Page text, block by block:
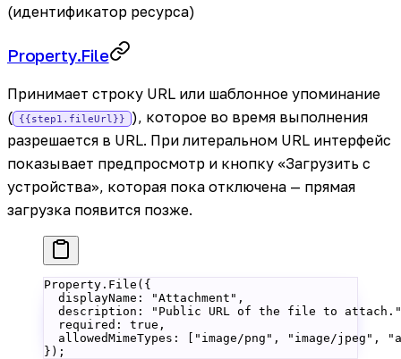
(идентификатор ресурса)
Property.File
Принимает строку URL или шаблонное упоминание
( {{step1.fileUrl}}
), которое во время выполнения
разрешается в URL. При литеральном URL интерфейс
показывает предпросмотр и кнопку «Загрузить с
устройства», которая пока отключена — прямая
загрузка появится позже.
Property. File ({
  displayName:
"Attachment" ,
  description:
"Public URL of the file to attach."
  required:
true ,
  allowedMimeTypes: [
"image/png" , "image/jpeg" ,
});